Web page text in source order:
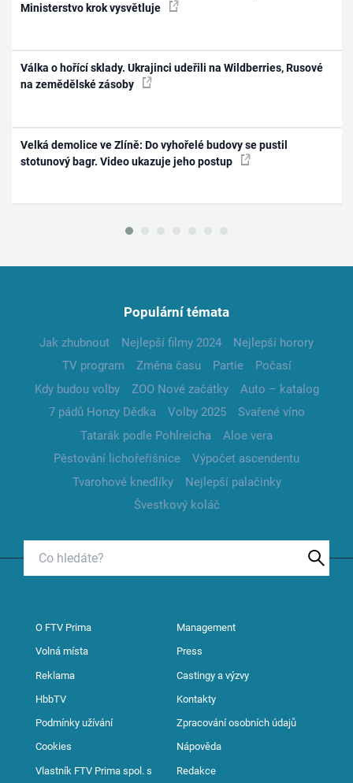
Ministerstvo krok vysvětluje
Válka o hořící sklady. Ukrajinci udeřili na Wildberries, Rusové
na zemědělské zásoby
Velká demolice ve Zlíně: Do vyhořelé budovy se pustil
stotunový bagr. Video ukazuje jeho postup
Populární témata
Jak zhubnout Nejlepší filmy 2024
Nejlepší horory
TV program
Změna času Partie
Počasí
Kdy budou volby
ZOO Nové začátky
Auto – katalog
7 pádů Honzy Dědka
Volby 2025
Svařené víno
Tatarák podle Pohlreicha
Aloe vera
Pěstování lichořeřišnice
Výpočet ascendentu
Tvarohové knedlíky
Nejlepší palačinky
Švestkový koláč
O FTV Prima Management
Volná místa Press
Reklama Castingy a výzvy
HbbTV Kontakty
Podmínky užívání Zpracování osobních údajů
Cookies Nápověda
Vlastník FTV Prima spol. s
Redakce